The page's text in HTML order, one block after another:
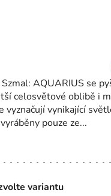
variantu
AQUARIUS se
celosvětové oblibě i
vyznačují vynikající
pouze ze...